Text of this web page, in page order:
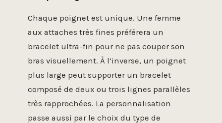
Chaque poignet est unique. Une femme
aux attaches très fines préférera un
bracelet ultra-fin pour ne pas couper son
bras visuellement. À l’inverse, un poignet
plus large peut supporter un bracelet
composé de deux ou trois lignes parallèles
très rapprochées. La personnalisation
passe aussi par le choix du type de